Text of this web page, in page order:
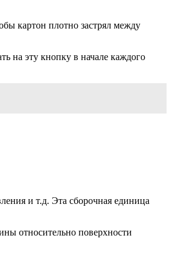
картон плотно застрял между
на эту кнопку в начале каждого
и т.д. Эта сборочная единица
относительно поверхности